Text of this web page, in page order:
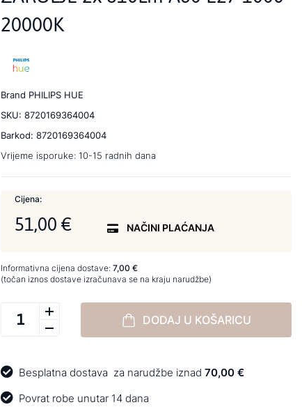
20000K
Brand PHILIPS HUE
SKU: 8720169364004
Barkod: 8720169364004
Vrijeme isporuke: 10-15 radnih dana
Cijena:
51,00 € NAČINI PLAĆANJA
Informativna cijena dostave: 7,00 €
(točan iznos dostave izračunava se na kraju narudžbe)
DODAJ U KOŠARICU
Besplatna dostava za narudžbe iznad 70,00 €
Povrat robe unutar 14 dana